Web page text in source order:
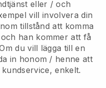
eller / och
vill involvera din
tillstånd att komma
han kommer att få
du vill lägga till en
in honom / henne att
enkelt.